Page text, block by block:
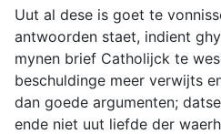
Uut al dese is goet te
antwoorden staet, indient
mynen brief Catholijck te
beschuldinge meer verwijts
dan goede argumenten;
ende niet uut liefde der